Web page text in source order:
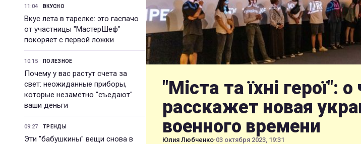
11:04 ВКУСНО
Вкус лета в тарелке: это гаспачо
от участницы "МастерШеф"
покоряет с первой ложки
10:15 ПОЛЕЗНОЕ
Почему у вас растут счета за
свет: неожиданные приборы,
которые незаметно "съедают"
ваши деньги
09:27 ТРЕНДЫ
Эти "бабушкины" вещи снова в
"Міста та їхні герої":
расскажет новая
военного времени
Юлия Любченко·03 октября 2023, 19:31